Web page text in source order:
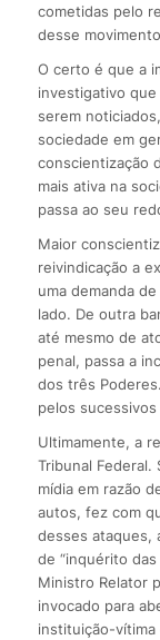
cometidas pelo
desse
O certo é que a
investigativo
serem
sociedade em
conscientização
mais ativa na
passa ao seu
Maior
reivindicação a
uma demanda
lado. De outra
até mesmo de
penal, passa a
dos três
pelos
Ultimamente, a
Tribunal
mídia em razão
autos, fez com
desses ataques,
de “inquérito das
Ministro Relator
invocado para
instituição-vítima